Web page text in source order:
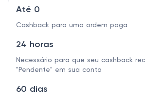
Até 0
Cashback para uma ordem paga
24 horas
Necessário para que seu cashback
"Pendente" em sua conta
60 dias